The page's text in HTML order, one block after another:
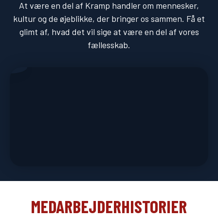
At være en del af Kramp handler om mennesker,
kultur og de øjeblikke, der bringer os sammen. Få et
glimt af, hvad det vil sige at være en del af vores
fællesskab.
MEDARBEJDERHISTORIER